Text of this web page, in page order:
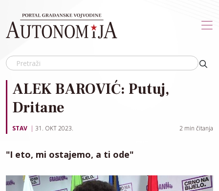
ALEK BAROVIĆ: Putuj,
Dritane
STAV 31. OKT 2023. 2 min čitanja
"I eto, mi ostajemo, a ti ode"